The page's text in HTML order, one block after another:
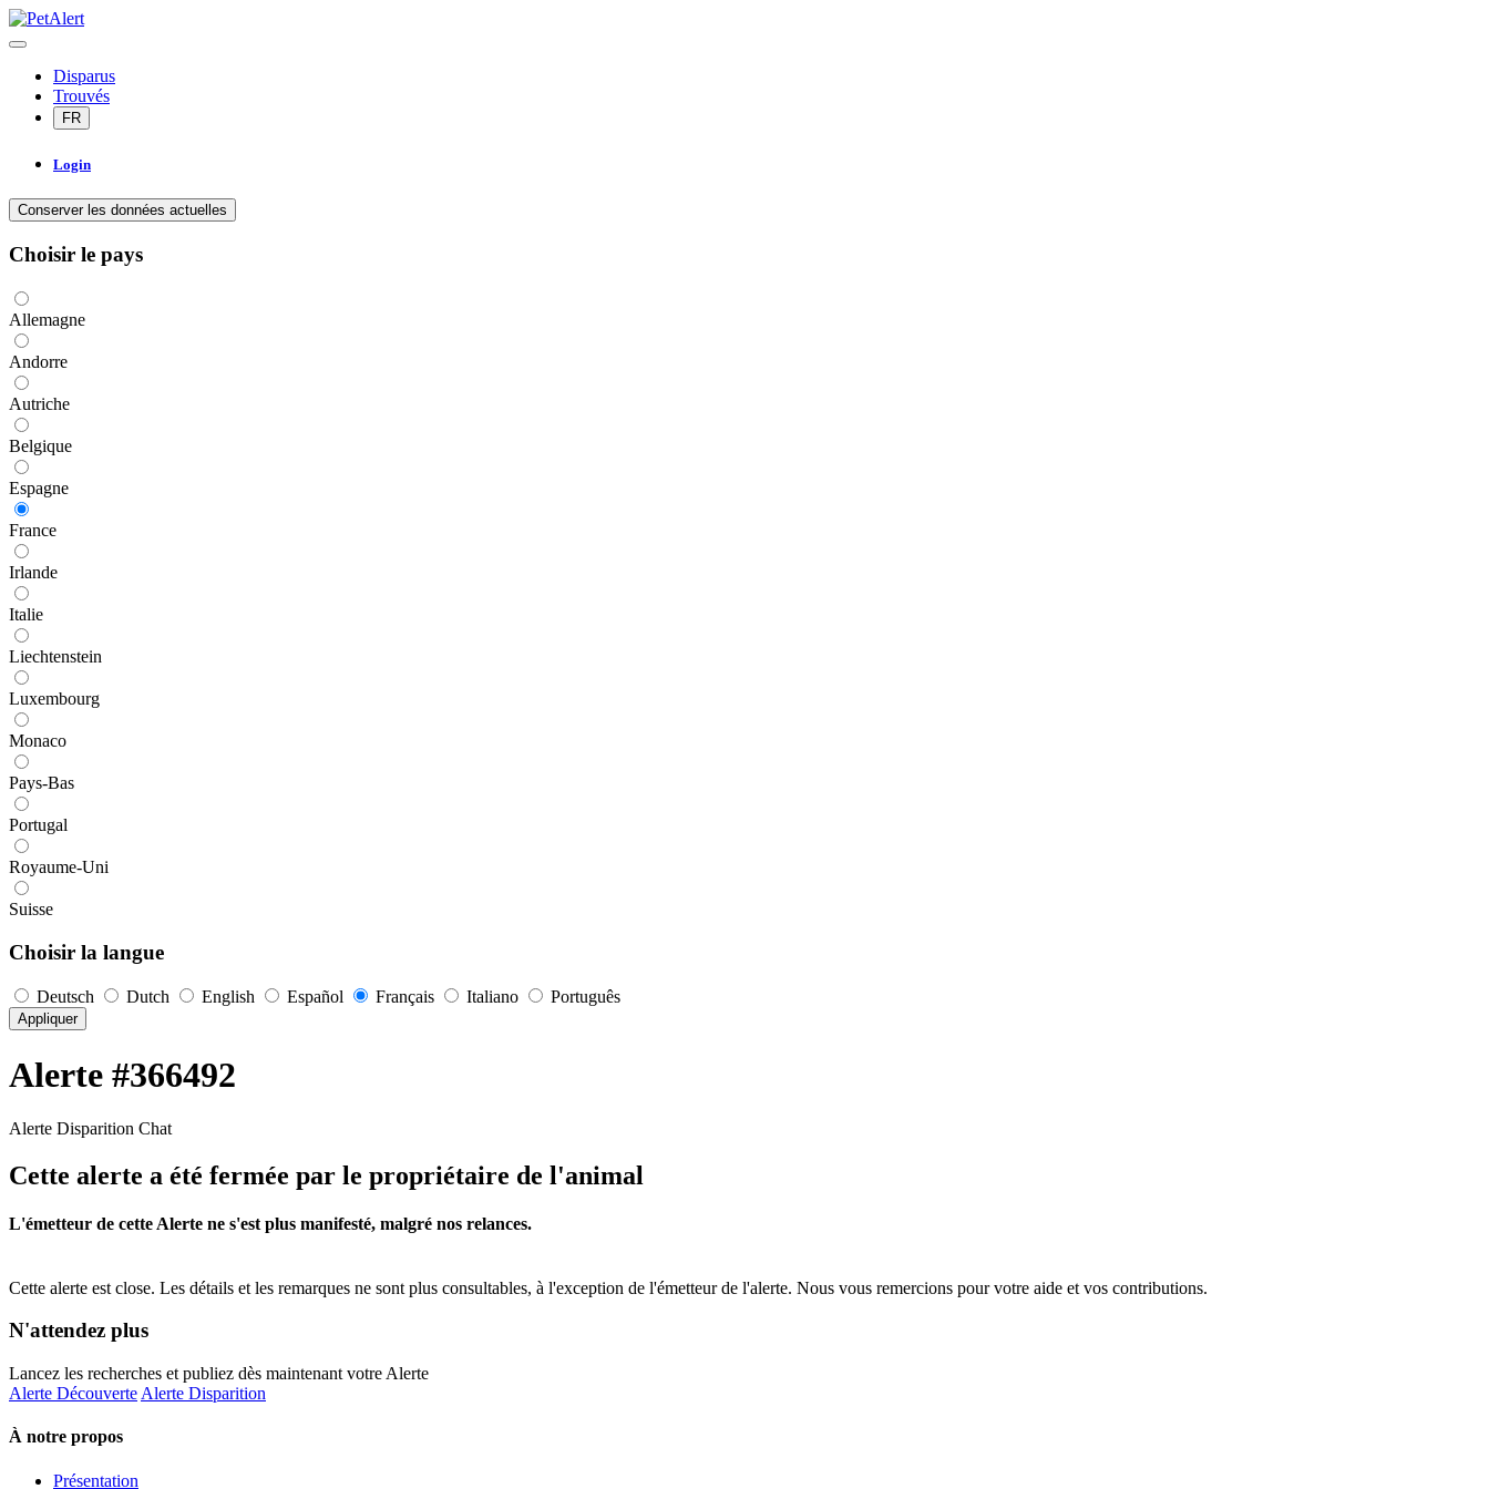
Disparus
Trouvés
FR
Login
Conserver les données actuelles
Choisir le pays
Allemagne
Andorre
Autriche
Belgique
Espagne
France
Irlande
Italie
Liechtenstein
Luxembourg
Monaco
Pays-Bas
Portugal
Royaume-Uni
Suisse
Choisir la langue
Deutsch Dutch English Español Français Italiano Português
Appliquer
Alerte #366492
Alerte Disparition Chat
Cette alerte a été fermée par le propriétaire de l'animal
L'émetteur de cette Alerte ne s'est plus manifesté, malgré nos relances.
Cette alerte est close. Les détails et les remarques ne sont plus consultables, à l'exception de l'émetteur de l'alerte. Nous vous remercions pour votre aide et vos contributions.
N'attendez plus
Lancez les recherches et publiez dès maintenant votre Alerte
Alerte Découverte Alerte Disparition
À notre propos
Présentation